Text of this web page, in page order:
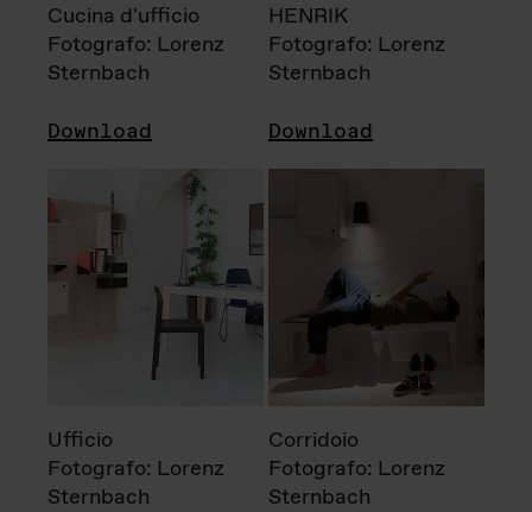
Cucina d'ufficio
Fotografo: Lorenz
Sternbach
Download
HENRIK
Fotografo: Lorenz
Sternbach
Download
Ufficio
Fotografo: Lorenz
Sternbach
Corridoio
Fotografo: Lorenz
Sternbach